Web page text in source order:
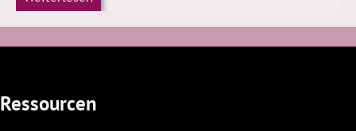
Ressourcen